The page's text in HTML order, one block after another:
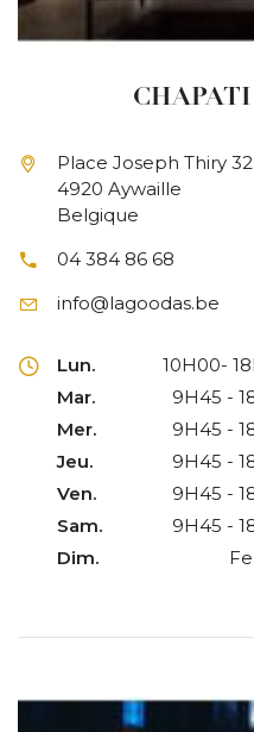
Place Joseph Thiry 32
4920 Aywaille
Belgique
04 384 86 68
info@lagoodas.be
Lun.
10H00-
Mar.
9H45 -
Mer.
9H45 -
Jeu.
9H45 -
Ven.
9H45 -
Sam.
9H45 -
Dim.